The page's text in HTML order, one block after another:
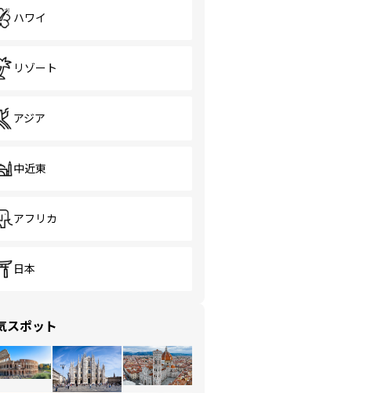
ハワイ
リゾート
アジア
中近東
アフリカ
日本
スポット